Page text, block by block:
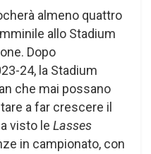
almeno quattro
allo Stadium
Dopo
24, la Stadium
che mai possano
a far crescere il
visto le Lasses
in campionato, con